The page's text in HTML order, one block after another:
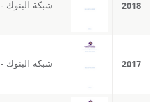
2018 شبكة البنوك - 2018
2017 شبكة البنوك - 2017